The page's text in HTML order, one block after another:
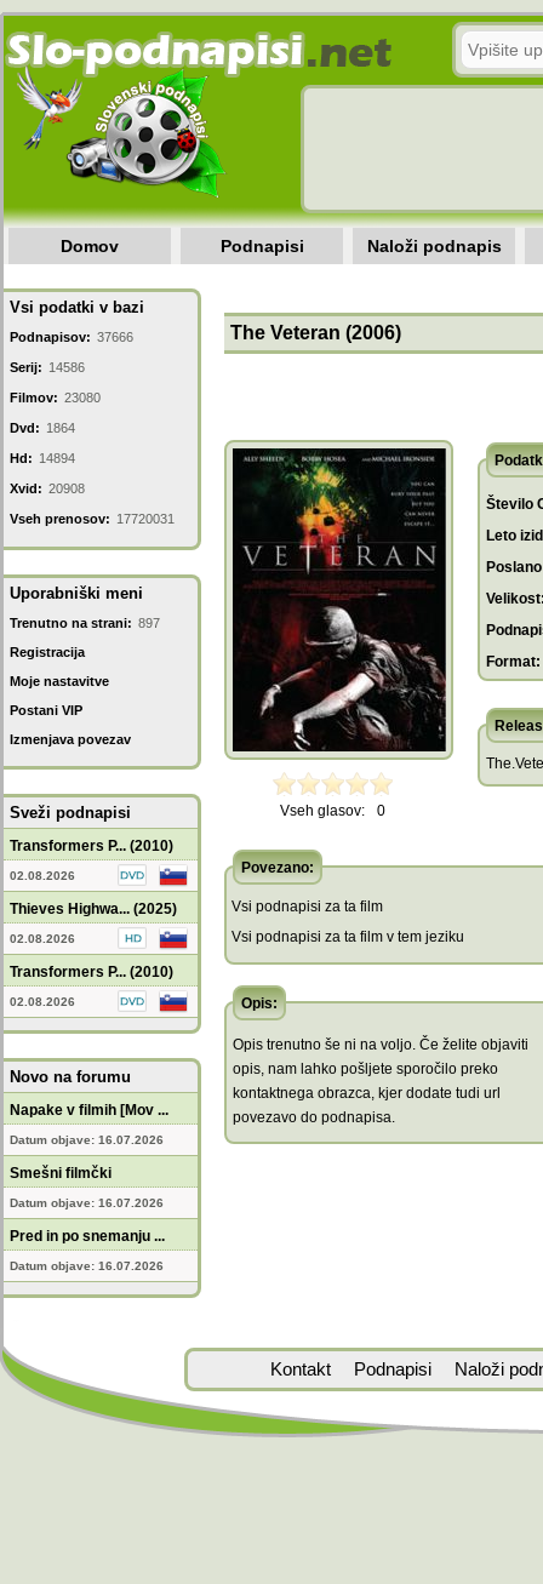
Domov Podnapisi Naloži podnapis
Vsi podatki v bazi
Podnapisov: 37666
Serij: 14586
Filmov: 23080
Dvd: 1864
Hd: 14894
Xvid: 20908
Vseh prenosov: 17720031
Uporabniški meni
Trenutno na strani: 897
Registracija
Moje nastavitve
Postani VIP
Izmenjava povezav
Sveži podnapisi
Transformers P... (2010)
02.08.2026
Thieves Highwa... (2025)
02.08.2026
Transformers P... (2010)
02.08.2026
Novo na forumu
Napake v filmih [Mov ...
Datum objave: 16.07.2026
Smešni filmčki
Datum objave: 16.07.2026
Pred in po snemanju ...
Datum objave: 16.07.2026
The Veteran (2006)
Vseh glasov: 0
Število
Leto
Format:
Povezano:
Vsi podnapisi za ta film
Vsi podnapisi za ta film v tem jeziku
Opis:
Opis trenutno še ni na voljo. Če želite objaviti
opis, nam lahko pošljete sporočilo preko
kontaktnega obrazca, kjer dodate tudi url
povezavo do podnapisa.
Kontakt Podnapisi Naloži